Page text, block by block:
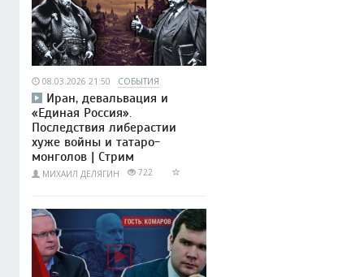
08.03.2026 21:50 СОБЫТИЯ
Иран, девальвация и
«Единая Россия».
Последствия либерастии
хуже войны и татаро-
монголов | Стрим
МИХАИЛ ДЕЛЯГИН 722